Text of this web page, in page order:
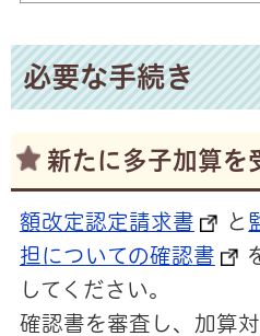
必要な手続き
新たに多子加算を
額改定認定請求書 と
担についての確認書
してください。
確認書を審査し、加算